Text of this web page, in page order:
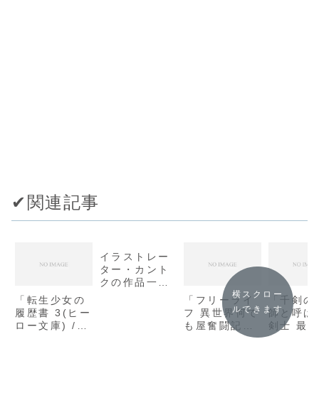
✔︎関連記事
「転生少女の
履歴書 3(ヒー
ロー文庫) /
イラストレー
ター・カント
クの作品一覧
「フリーライ
フ 異世界何で
も屋奮闘記〜
4 (角川スニー
「千剣の
師と呼ば
剣士 最
兵は禁忌
横スクロー
ルできます